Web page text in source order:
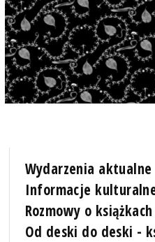
Wydarzenia aktualne
Informacje
Rozmowy o książkach
Od deski do deski -